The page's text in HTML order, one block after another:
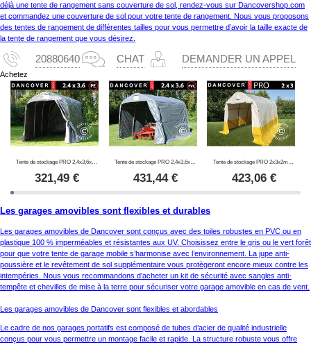
déjà une tente de rangement sans couverture de sol, rendez-vous sur Dancovershop.com
et commandez une couverture de sol pour votre tente de rangement. Nous vous proposons
des tentes de rangement de différentes tailles pour vous permettre d’avoir la taille exacte de
la tente de rangement que vous désirez.
20880640 CHAT DEMANDER UN APPEL
Achetez
321,49 € 431,44€
Tente de stockage PRO 2x3x2m, PVC, blanc/jaune, retardateur de flammes
423,06€
Les garages amovibles sont flexibles et durables
Les garages amovibles de Dancover sont conçus avec des toiles robustes en PVC ou en
plastique 100 % imperméables et résistantes aux UV. Choisissez entre le gris ou le vert forêt
pour que votre tente de garage mobile s’harmonise avec l’environnement. La jupe anti-
poussière et le revêtement de sol supplémentaire vous protègeront encore mieux contre les
intempéries. Nous vous recommandons d’acheter un kit de sécurité avec sangles anti-
tempête et chevilles de mise à la terre pour sécuriser votre garage amovible en cas de vent.
Les garages amovibles de Dancover sont flexibles et abordables
Le cadre de nos garages portatifs est composé de tubes d’acier de qualité industrielle
conçus pour vous permettre un montage facile et rapide. La structure robuste vous offre